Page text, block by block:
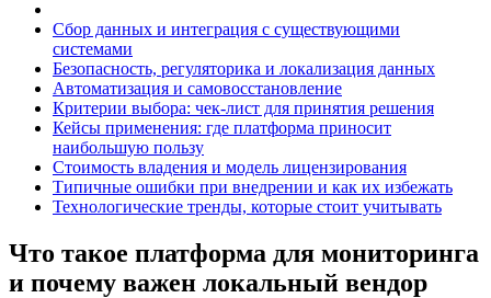
Сбор данных и интеграция с существующими
системами
Безопасность, регуляторика и локализация данных
Автоматизация и самовосстановление
Критерии выбора: чек-лист для принятия решения
Кейсы применения: где платформа приносит
наибольшую пользу
Стоимость владения и модель лицензирования
Типичные ошибки при внедрении и как их избежать
Технологические тренды, которые стоит учитывать
Что такое платформа для мониторинга
и почему важен локальный вендор